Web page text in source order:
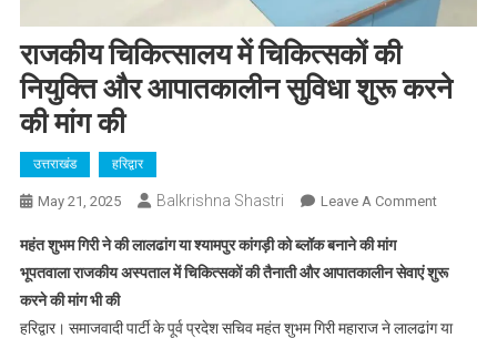
राजकीय चिकित्सालय में चिकित्सकों की
नियुक्ति और आपातकालीन सुविधा शुरू करने
की मांग की
उत्तराखंड हरिद्वार
May 21, 2025 Balkrishna Shastri Leave A CommentOn
में
की
महंत शुभम गिरी ने की लालढांग या श्यामपुर कांगड़ी को ब्लॉक बनाने की मांग
भूपतवाला राजकीय अस्पताल में चिकित्सकों की तैनाती और आपातकालीन सेवाएं शुरू
करने की मांग भी की
हरिद्वार। समाजवादी पार्टी के पूर्व प्रदेश सचिव महंत शुभम गिरी महाराज ने लालढांग या